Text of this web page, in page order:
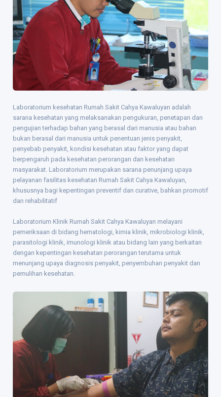
Laboratorium kesehatan Rumah Sakit Cahya Kawaluyan adalah
sarana kesehatan yang melaksanakan pengukuran, penetapan dan
pengujian terhadap bahan yang berasal dari manusia atau bahan
bukan berasal dari manusia untuk penentuan jenis penyakit,
penyebab penyakit, kondisi kesehatan atau faktor yang dapat
berpengaruh pada kesehatan perorangan dan kesehatan
masyarakat. Laboratorium merupakan sarana penunjang upaya
pelayanan fasilitas kesehatan Rumah Sakit Cahya Kawaluyan,
khususnya bagi kepentingan preventif dan curative, bahkan promotif
dan rehabilitatif
Laboratorium Klinik Rumah Sakit Cahya Kawaluyan melayani
pemeriksaan di bidang hematologi, kimia klinik, mikrobiologi klinik,
parasitologi klinik, imunologi klinik atau bidang lain yang berkaitan
dengan kepentingan kesehatan perorangan terutama untuk
menunjang upaya diagnosis penyakit, penyembuhan penyakit dan
pemulihan kesehatan.